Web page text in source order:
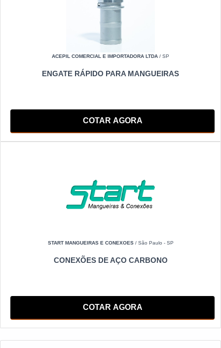
ACEPIL COMERCIAL E IMPORTADORA LTDA / SP
ENGATE RÁPIDO PARA MANGUEIRAS
COTAR AGORA
START MANGUEIRAS E CONEXOES/ São Paulo - SP
CONEXÕES DE AÇO CARBONO
COTAR AGORA